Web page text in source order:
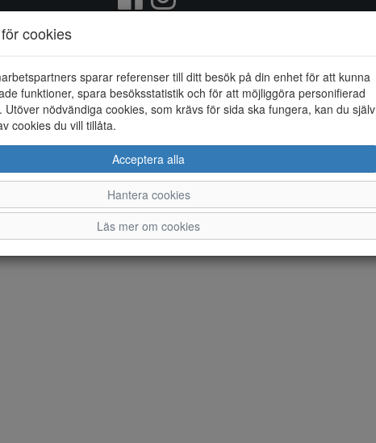
cookies
sparar referenser till ditt besök på din enhet för att kunna
funktioner, spara besöksstatistik och för att möjliggöra personifierad
Utöver nödvändiga cookies, som krävs för sida ska fungera, kan du själv
cookies du vill tillåta.
Acceptera alla
Hantera cookies
Läs mer om cookies
© Sandströms Skor i Kisa AB 2026 i samarbete med Flexicon